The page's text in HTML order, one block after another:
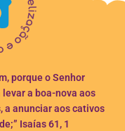
porque o Senhor
a boa-nova aos
a anunciar aos cativos
Isaías 61, 1